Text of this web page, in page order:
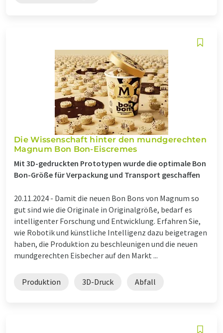
Die Wissenschaft hinter den mundgerechten
Magnum Bon Bon-Eiscremes
Mit 3D-gedruckten Prototypen wurde die optimale Bon
Bon-Größe für Verpackung und Transport geschaffen
20.11.2024 - Damit die neuen Bon Bons von Magnum so
gut sind wie die Originale in Originalgröße, bedarf es
intelligenter Forschung und Entwicklung. Erfahren Sie,
wie Robotik und künstliche Intelligenz dazu beigetragen
haben, die Produktion zu beschleunigen und die neuen
mundgerechten Eisbecher auf den Markt ...
Produktion 3D-Druck Abfall